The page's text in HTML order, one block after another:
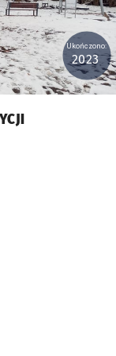
Ukończono:
2023